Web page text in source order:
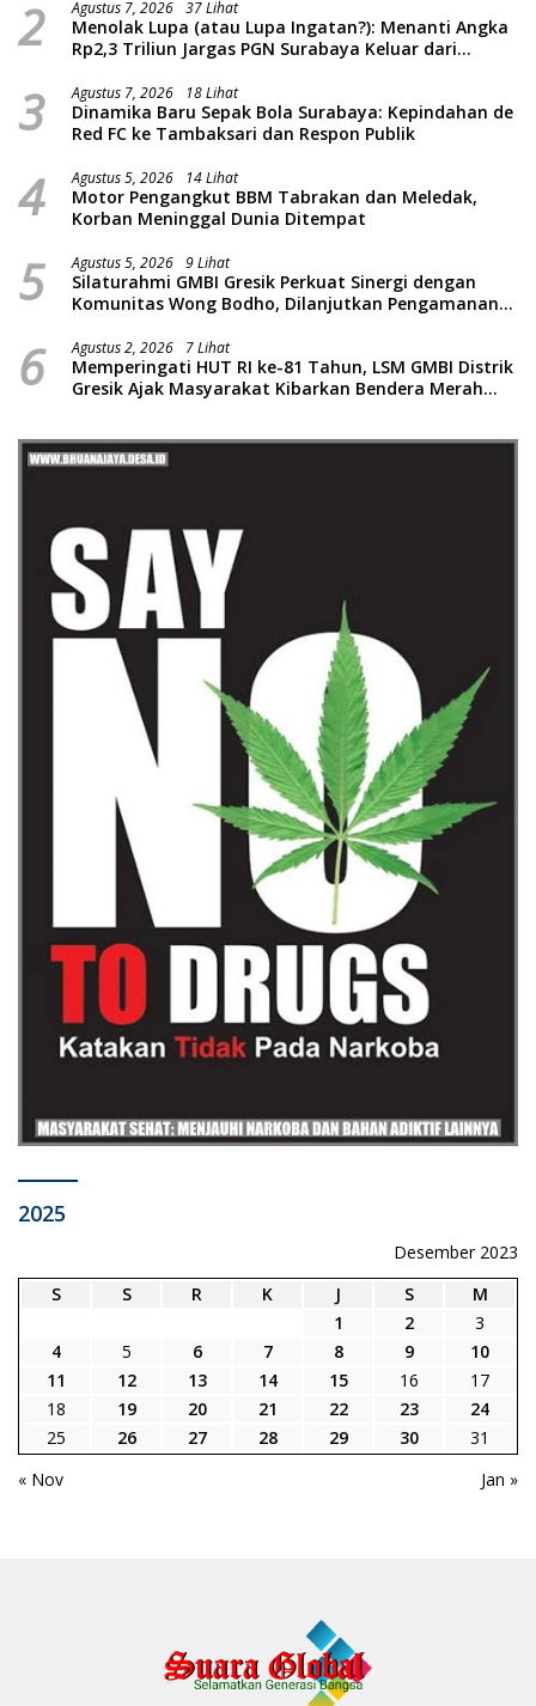
2 Agustus 7, 2026 37 Lihat
Menolak Lupa (atau Lupa Ingatan?): Menanti Angka
Rp2,3 Triliun Jargas PGN Surabaya Keluar dari
3 Agustus 7, 2026 18 Lihat
Dinamika Baru Sepak Bola Surabaya: Kepindahan de
Red FC ke Tambaksari dan Respon Publik
4 Agustus 5, 2026 14 Lihat
Motor Pengangkut BBM Tabrakan dan Meledak,
Korban Meninggal Dunia Ditempat
5 Agustus 5, 2026 9 Lihat
Silaturahmi GMBI Gresik Perkuat Sinergi dengan
Komunitas Wong Bodho, Dilanjutkan Pengamanan
Massal dan Santunan Anak Yatim
6 Agustus 2, 2026 7 Lihat
Memperingati HUT RI ke-81 Tahun, LSM GMBI Distrik
Gresik Ajak Masyarakat Kibarkan Bendera Merah
2025
Desember 2023
S
S R K J S
M
1
2
3
4
5 6 7 8 9
10
11
12 13 14 15 16
17
18
19 20 21 22 23
24
25
26 27 28 29 30
31
« Nov
Jan »